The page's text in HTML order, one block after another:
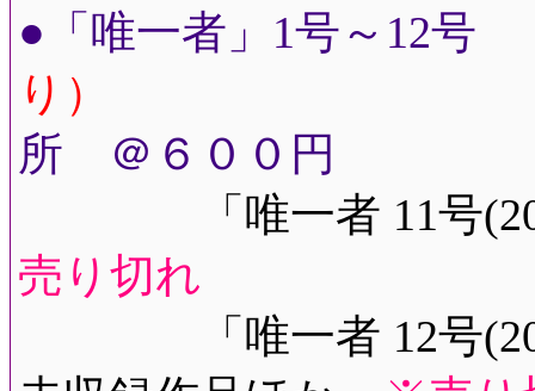
●「唯一者」1号～12号
り）
所 ＠６００円
「唯一者 11号
売り切れ
「唯一者 12号